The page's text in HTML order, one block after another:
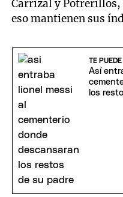
Carrizal y
eso mantienen sus
TE
Así
los